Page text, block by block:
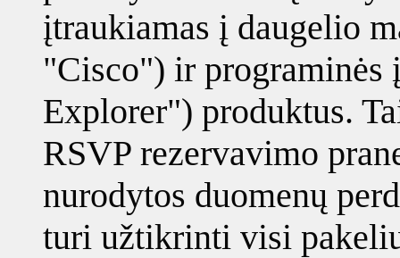
įtraukiamas į daugelio
"Cisco") ir
Explorer") produktus.
RSVP rezervavimo
nurodytos duomenų
turi užtikrinti visi